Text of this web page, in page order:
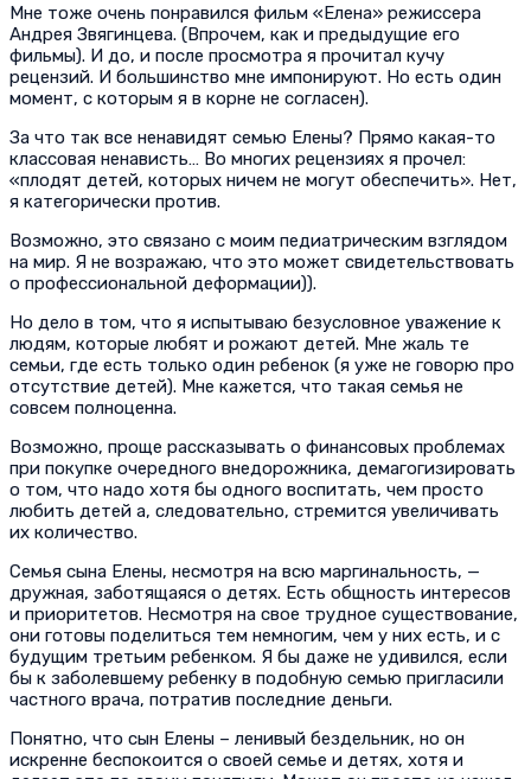
Мне тоже очень понравился фильм «Елена» режиссера
Андрея Звягинцева. (Впрочем, как и предыдущие его
фильмы). И до, и после просмотра я прочитал кучу
рецензий. И большинство мне импонируют. Но есть один
момент, с которым я в корне не согласен).
За что так все ненавидят семью Елены? Прямо какая-то
классовая ненависть… Во многих рецензиях я прочел:
«плодят детей, которых ничем не могут обеспечить». Нет,
я категорически против.
Возможно, это связано с моим педиатрическим взглядом
на мир. Я не возражаю, что это может свидетельствовать
о профессиональной деформации)).
Но дело в том, что я испытываю безусловное уважение к
людям, которые любят и рожают детей. Мне жаль те
семьи, где есть только один ребенок (я уже не говорю про
отсутствие детей). Мне кажется, что такая семья не
совсем полноценна.
Возможно, проще рассказывать о финансовых проблемах
при покупке очередного внедорожника, демагогизировать
о том, что надо хотя бы одного воспитать, чем просто
любить детей а, следовательно, стремится увеличивать
их количество.
Семья сына Елены, несмотря на всю маргинальность, —
дружная, заботящаяся о детях. Есть общность интересов
и приоритетов. Несмотря на свое трудное существование,
они готовы поделиться тем немногим, чем у них есть, и с
будущим третьим ребенком. Я бы даже не удивился, если
бы к заболевшему ребенку в подобную семью пригласили
частного врача, потратив последние деньги.
Понятно, что сын Елены – ленивый бездельник, но он
искренне беспокоится о своей семье и детях, хотя и